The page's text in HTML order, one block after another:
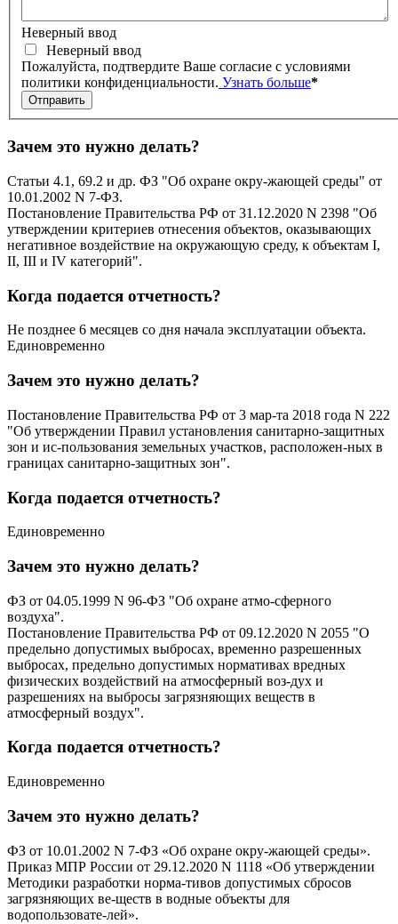
Неверный ввод
Неверный ввод
Пожалуйста, подтвердите Ваше согласие с условиями
политики конфиденциальности. Узнать больше*
Отправить
Зачем это нужно делать?
Статьи 4.1, 69.2 и др. ФЗ "Об охране окру-жающей среды" от
10.01.2002 N 7-ФЗ.
Постановление Правительства РФ от 31.12.2020 N 2398 "Об
утверждении критериев отнесения объектов, оказывающих
негативное воздействие на окружающую среду, к объектам I,
II, III и IV категорий".
Когда подается отчетность?
Не позднее 6 месяцев со дня начала эксплуатации объекта.
Единовременно
Зачем это нужно делать?
Постановление Правительства РФ от 3 мар-та 2018 года N 222
"Об утверждении Правил установления санитарно-защитных
зон и ис-пользования земельных участков, расположен-ных в
границах санитарно-защитных зон".
Когда подается отчетность?
Единовременно
Зачем это нужно делать?
ФЗ от 04.05.1999 N 96-ФЗ "Об охране атмо-сферного
воздуха".
Постановление Правительства РФ от 09.12.2020 N 2055 "О
предельно допустимых выбросах, временно разрешенных
выбросах, предельно допустимых нормативах вредных
физических воздействий на атмосферный воз-дух и
разрешениях на выбросы загрязняющих веществ в
атмосферный воздух".
Когда подается отчетность?
Единовременно
Зачем это нужно делать?
ФЗ от 10.01.2002 N 7-ФЗ «Об охране окру-жающей среды».
Приказ МПР России от 29.12.2020 N 1118 «Об утверждении
Методики разработки норма-тивов допустимых сбросов
загрязняющих ве-ществ в водные объекты для
водопользовате-лей».